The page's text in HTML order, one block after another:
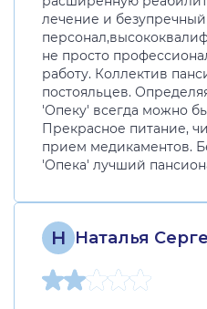
лечение и
не просто
работу. Коллектив
постояльцев.
'Опеку' всегда можно
Прекрасное питание,
прием медикаментов.
'Опека' лучший
Н Наталья